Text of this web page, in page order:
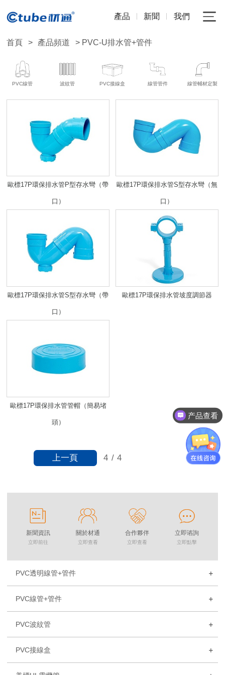
產品 新聞 我們
首頁 > 產品頻道 > PVC-U排水管+管件
PVC線管 波紋管 PVC接線盒 線管管件 線管輔材定製
歐標17P環保排水管P型存水彎（帶
口）
歐標17P環保排水管S型存水彎（無
口）
歐標17P環保排水管S型存水彎（帶
口）
歐標17P環保排水管坡度調節器
歐標17P環保排水管管帽（簡易堵
頭）
4 / 4
上一頁
新聞資訊
立即前往
關於材通
立即查看
合作夥伴
立即查看
立即谘詢
立即點擊
PVC透明線管+管件
PVC線管+管件
PVC波紋管
PVC接線盒
产品查看